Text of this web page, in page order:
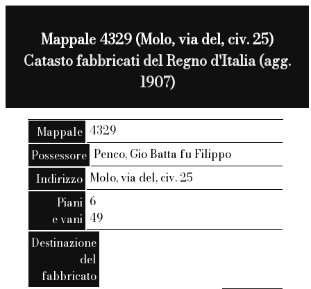
Mappale 4329 (Molo, via del, civ. 25)
Catasto fabbricati del Regno d'Italia (agg.
1907)
Mappale 4329
Possessore Penco, Gio Batta fu Filippo
Indirizzo Molo, via del, civ. 25
Piani
e vani
6
49
Destinazione
del
fabbricato